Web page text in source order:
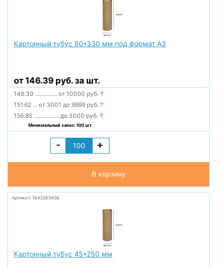
Картонный тубус 80*330 мм под формат А3
от 146.39 руб. за шт.
146.39 ............... от 10000 руб.?
151.62 ... от 3001 до 9999 руб.?
156.85 ................. до 3000 руб.?
Минимальный заказ: 100 шт.
- +
В корзину
Артикул: 1642283658
Картонный тубус 45*250 мм